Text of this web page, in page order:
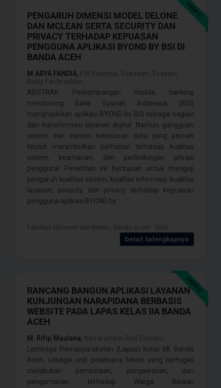
SKRIPSI
PENGARUH DIMENSI MODEL DELONE
DAN MCLEAN SERTA SECURITY DAN
PRIVACY TERHADAP KEPUASAN
PENGGUNA APLIKASI BYOND BY BSI DI
BANDA ACEH
M.ARYA FANDIA,
ABSTRAK Perkembangan mobile banking
mendorong Bank Syariah Indonesia (BSI)
menghadirkan aplikasi BYOND by BSI sebagai bagian
dari transformasi layanan digital. Namun, gangguan
sistem dan insiden kebocoran data yang pernah
terjadi menimbulkan perhatian terhadap kualitas
sistem, keamanan, dan perlindungan privasi
pengguna. Penelitian ini bertujuan untuk menguji
pengaruh kualitas sistem, kualitas informasi, kualitas
layanan, security, dan privacy terhadap kepuasan
pengguna aplikasi BYOND by . . . .
Detail Selengkapnya
SKRIPSI
RANCANG BANGUN APLIKASI LAYANAN
KUNJUNGAN NARAPIDANA BERBASIS
WEBSITE PADA LAPAS KELAS IIA BANDA
ACEH
M. Rifqi Maulana,
Lembaga Pemasyarakatan (Lapas) Kelas IIA Banda
Aceh, sebagai unit pelaksana teknis yang bertugas
melakukan pembinaan, pengawasan, dan
pengamanan terhadap Warga Binaan